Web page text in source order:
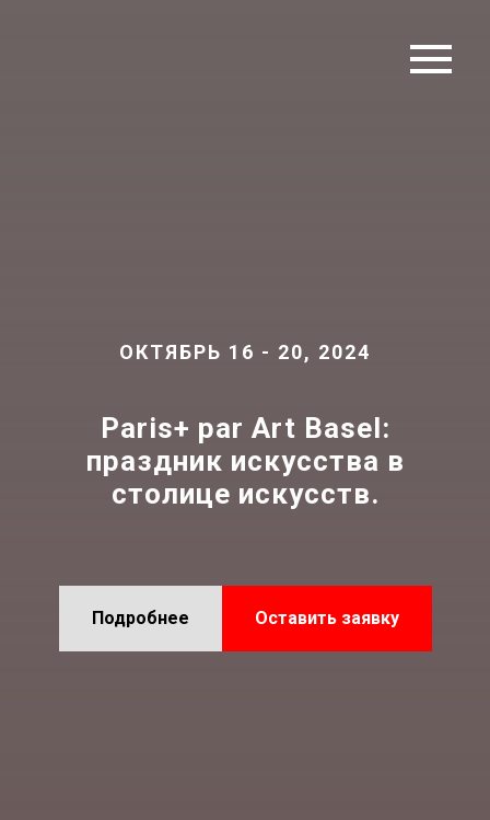
ОКТЯБРЬ 16 - 20, 2024
Paris+ par Art Basel:
праздник искусства в
столице искусств.
Подробнее Оставить заявку